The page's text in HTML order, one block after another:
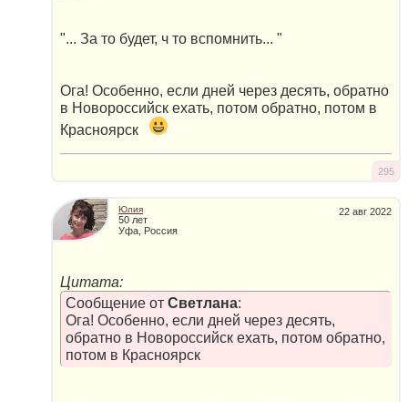
"... За то будет, ч то вспомнить... "
Ога! Особенно, если дней через десять, обратно
в Новороссийск ехать, потом обратно, потом в
Красноярск
295
22 авг 2022
Юлия
50 лет
Уфа, Россия
Цитата:
Сообщение от Светлана:
Ога! Особенно, если дней через десять,
обратно в Новороссийск ехать, потом обратно,
потом в Красноярск